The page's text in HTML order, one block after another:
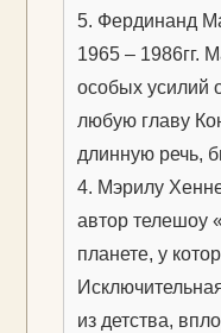
5. Фердинанд
1965 – 1986гг.
особых усилий
любую главу
длинную речь,
4. Мэрилу
автор телешоу
планете, у
из детства,